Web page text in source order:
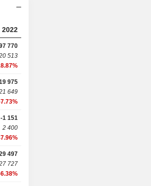
2022
770
513
975
649
-1 151
2 400
497
727